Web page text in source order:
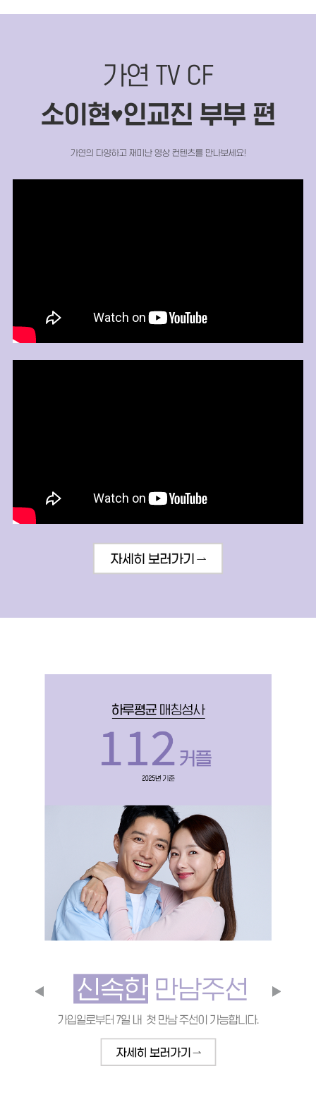
가연 TV CF
소이현♥인교진 부부 편
가연의 다양하고 재미난 영상 컨텐츠를 만나보세요!